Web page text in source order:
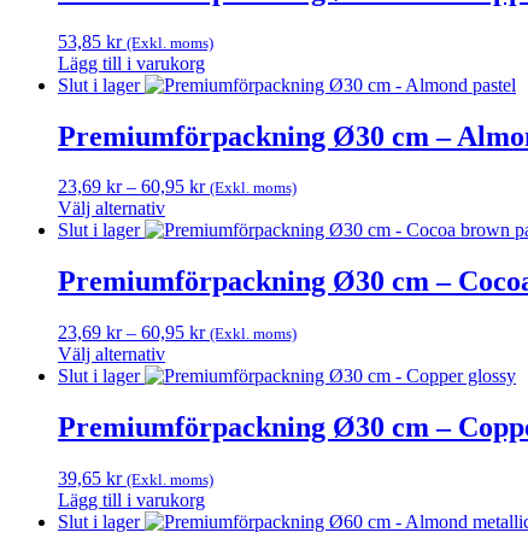
53,85 kr (Exkl. moms)
Lägg till i varukorg
Slut i lager
Premiumförpackning Ø30 cm –
23,69 kr – 60,95 krPrisintervall:
till
(Exkl. moms)
Välj alternativ
Den
produkten
har
varianter.
De
olika
kan
väljas
på
produktsidan
Slut i lager
Premiumförpackning Ø30 cm –
23,69 kr – 60,95 krPrisintervall:
till
(Exkl. moms)
Välj alternativ
Den
produkten
har
varianter.
De
olika
Slut i lager
Premiumförpackning Ø30 cm –
39,65 kr (Exkl. moms)
Lägg till i varukorg
Slut i lager